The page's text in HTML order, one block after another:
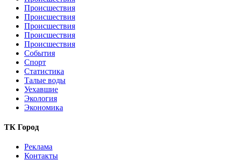
Происшествия
Происшествия
Происшествия
Происшествия
Происшествия
События
Спорт
Статистика
Талые воды
Уехавшие
Экология
Экономика
ТК Город
Реклама
Контакты